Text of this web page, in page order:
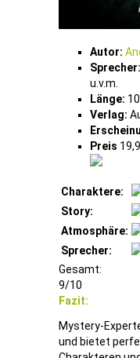
Autor:
Sprecher:
u.v.m.
Länge:
Verlag:
Preis
Charaktere:
Story:
Atmosphäre:
Sprecher:
Gesamt:
9/10
Fazit:
Mystery-
und bietet